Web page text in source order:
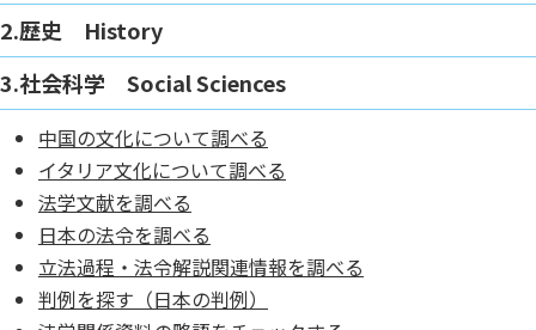
2.歴史 History
3.社会科学 Social Sciences
中国の文化について調べる
イタリア文化について調べる
法学文献を調べる
日本の法令を調べる
立法過程・法令解説関連情報を調べる
判例を探す（日本の判例）